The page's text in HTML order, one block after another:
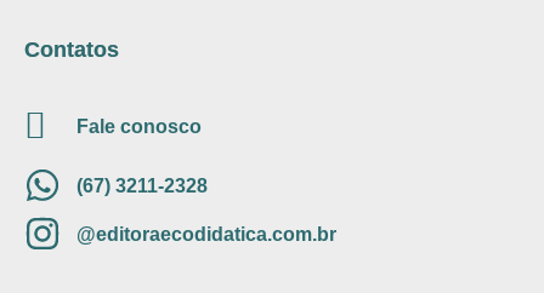
Contatos
Fale conosco
(67) 3211-2328
@editoraecodidatica.com.br